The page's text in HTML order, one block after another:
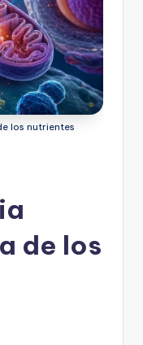
los nutrientes
de los